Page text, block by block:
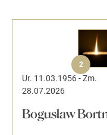
2
Ur. 11.03.1956-Zm.
28.07.2026
Bogusław